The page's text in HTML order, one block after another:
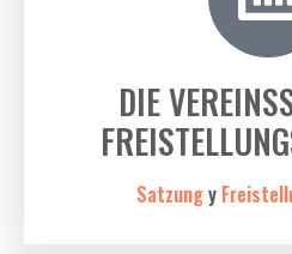
DIE
Satzungy